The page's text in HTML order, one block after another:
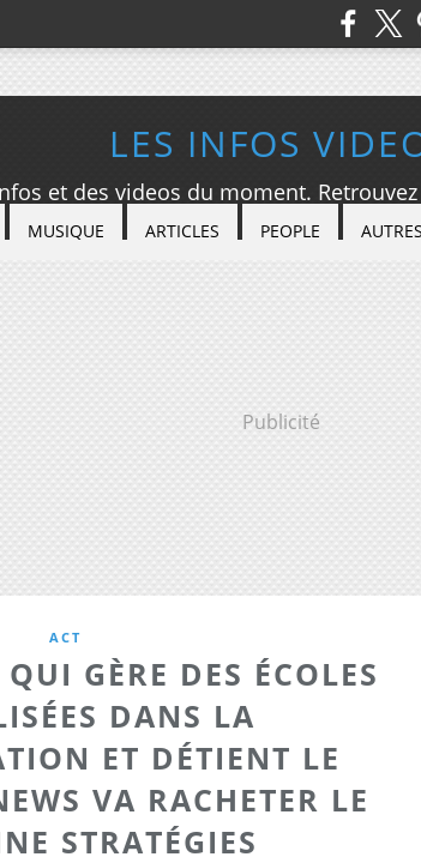
LES INFOS
et des videos du moment.
MUSIQUE ARTICLES PEOPLE AUTRES
Publicité
ACT
GÈRE DES ÉCOLES
DANS LA
ET DÉTIENT LE
VA RACHETER LE
STRATÉGIES